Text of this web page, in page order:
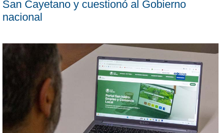
San Cayetano y cuestionó al Gobierno
nacional